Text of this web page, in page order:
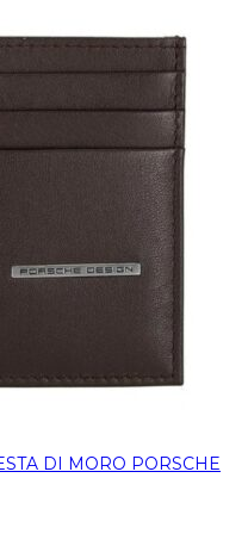
DI MORO PORSCHE